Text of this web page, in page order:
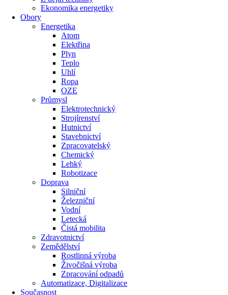
Ekonomika energetiky
Obory
Energetika
Atom
Elektřina
Plyn
Teplo
Uhlí
Ropa
OZE
Průmysl
Elektrotechnický
Strojírenství
Hutnictví
Stavebnictví
Zpracovatelský
Chemický
Lehký
Robotizace
Doprava
Silniční
Železniční
Vodní
Letecká
Čistá mobilita
Zdravotnictví
Zemědělství
Rostlinná výroba
Živočišná výroba
Zpracování odpadů
Automatizace, Digitalizace
Současnost